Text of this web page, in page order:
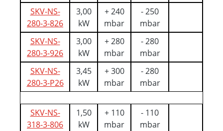
SKV-NS-
280-3-826
3,00
kW
+ 240
mbar
- 250
mbar
SKV-NS-
280-3-926
3,00
kW
+ 280
mbar
- 280
mbar
SKV-NS-
280-3-P26
3,45
kW
+ 300
mbar
- 280
mbar
SKV-NS-
318-3-806
1,50
kW
+ 110
mbar
- 110
mbar